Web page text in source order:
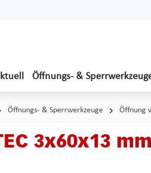
Öffnungs- &
Öffnungs- & Sperrwerkzeuge Öffnung
3x60x13